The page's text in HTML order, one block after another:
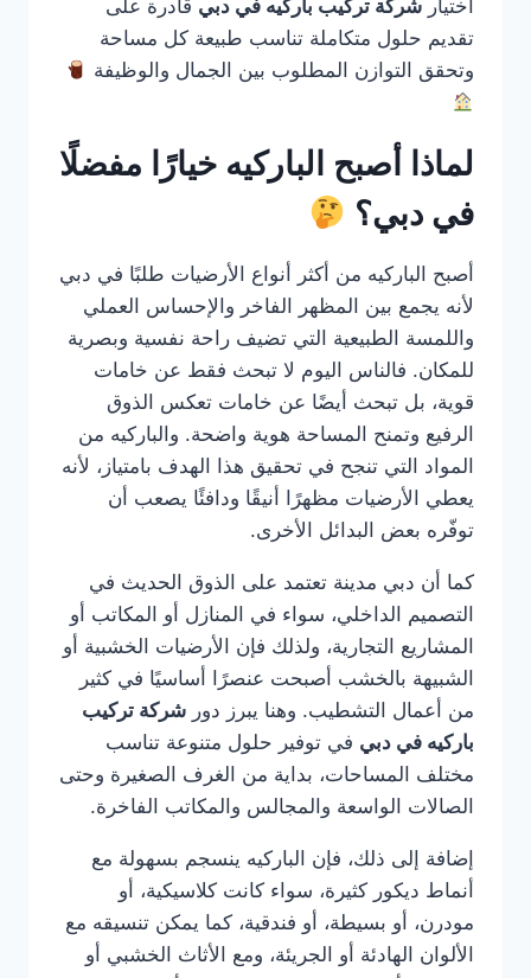
اختيار شركة تركيب باركيه في دبي قادرة على
تقديم حلول متكاملة تناسب طبيعة كل مساحة
وتحقق التوازن المطلوب بين الجمال والوظيفة
لماذا أصبح الباركيه خيارًا مفضلًا
في دبي؟
أصبح الباركيه من أكثر أنواع الأرضيات طلبًا في دبي
لأنه يجمع بين المظهر الفاخر والإحساس العملي
واللمسة الطبيعية التي تضيف راحة نفسية وبصرية
للمكان. فالناس اليوم لا تبحث فقط عن خامات
قوية، بل تبحث أيضًا عن خامات تعكس الذوق
الرفيع وتمنح المساحة هوية واضحة. والباركيه من
المواد التي تنجح في تحقيق هذا الهدف بامتياز، لأنه
يعطي الأرضيات مظهرًا أنيقًا ودافئًا يصعب أن
توفّره بعض البدائل الأخرى.
كما أن دبي مدينة تعتمد على الذوق الحديث في
التصميم الداخلي، سواء في المنازل أو المكاتب أو
المشاريع التجارية، ولذلك فإن الأرضيات الخشبية أو
الشبيهة بالخشب أصبحت عنصرًا أساسيًا في كثير
من أعمال التشطيب. وهنا يبرز دور شركة تركيب
باركيه في دبي في توفير حلول متنوعة تناسب
مختلف المساحات، بداية من الغرف الصغيرة وحتى
الصالات الواسعة والمجالس والمكاتب الفاخرة.
إضافة إلى ذلك، فإن الباركيه ينسجم بسهولة مع
أنماط ديكور كثيرة، سواء كانت كلاسيكية، أو
مودرن، أو بسيطة، أو فندقية، كما يمكن تنسيقه مع
الألوان الهادئة أو الجريئة، ومع الأثاث الخشبي أو